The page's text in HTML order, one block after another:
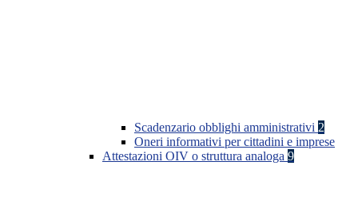
Scadenzario obblighi amministrativi 2
Oneri informativi per cittadini e imprese
Attestazioni OIV o struttura analoga 9